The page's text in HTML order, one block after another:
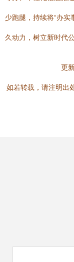
少跑腿，持续将“办
久动力，树立新时代
更
如若转载，请注明出